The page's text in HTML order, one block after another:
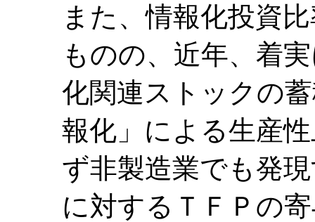
また、情報化投資
ものの、近年、着
化関連ストックの
報化」による生産
ず非製造業でも発
に対するＴＦＰの